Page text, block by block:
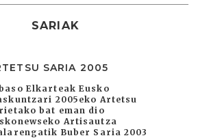
SARIAK
SARIA 2005
Elkarteak Eusko
2005eko Artetsu
bat eman dio
Artisautza
Buber Saria 2003